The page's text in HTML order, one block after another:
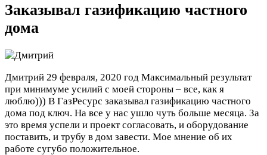
Заказывал газификацию частного
дома
Дмитрий 29 февраля, 2020 год Максимальный результат
при минимуме усилий с моей стороны – все, как я
люблю))) В ГазРесурс заказывал газификацию частного
дома под ключ. На все у нас ушло чуть больше месяца. За
это время успели и проект согласовать, и оборудование
поставить, и трубу в дом завести. Мое мнение об их
работе сугубо положительное.